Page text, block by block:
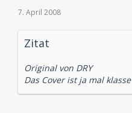
7. April 2008
Zitat
Original von DRY
Das Cover ist ja mal klasse